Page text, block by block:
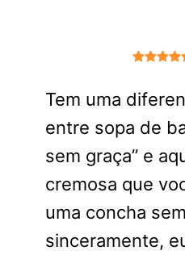
Tem uma
entre sopa de
sem graça” e
cremosa que
uma concha
sinceramente,